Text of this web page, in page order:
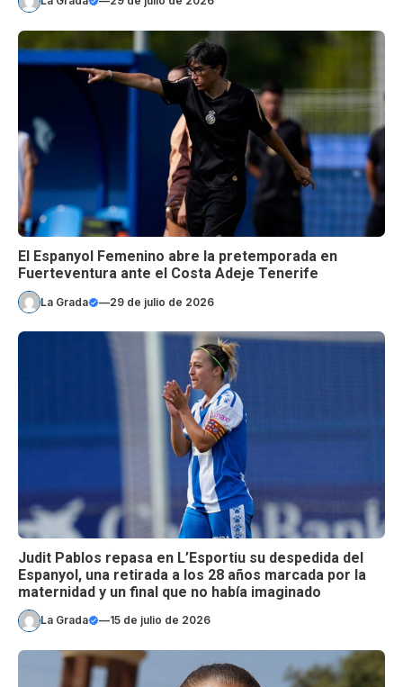
El Espanyol Femenino abre la pretemporada en
Fuerteventura ante el Costa Adeje Tenerife
La Grada —29 de julio de 2026
Judit Pablos repasa en L’Esportiu su despedida del
Espanyol, una retirada a los 28 años marcada por la
maternidad y un final que no había imaginado
La Grada —15 de julio de 2026